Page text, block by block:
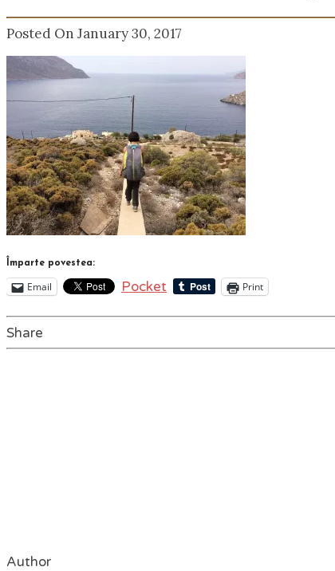
Posted On January 30, 2017
Împarte povestea:
Email Pocket Print
Share
Author